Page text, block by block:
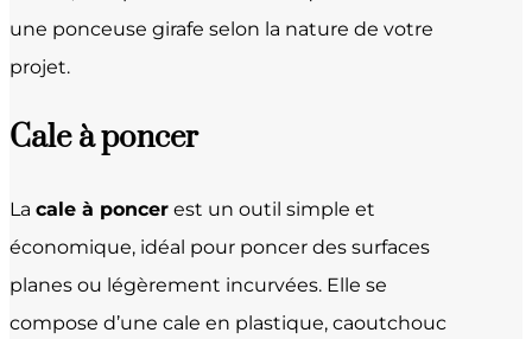
une ponceuse girafe selon la nature de votre
projet.
Cale à poncer
La cale à poncer est un outil simple et
économique, idéal pour poncer des surfaces
planes ou légèrement incurvées. Elle se
compose d’une cale en plastique, caoutchouc